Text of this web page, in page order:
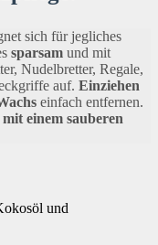
sich für jegliches
sparsam und mit
Nudelbretter, Regale,
auf. Einziehen
einfach entfernen.
mit einem sauberen